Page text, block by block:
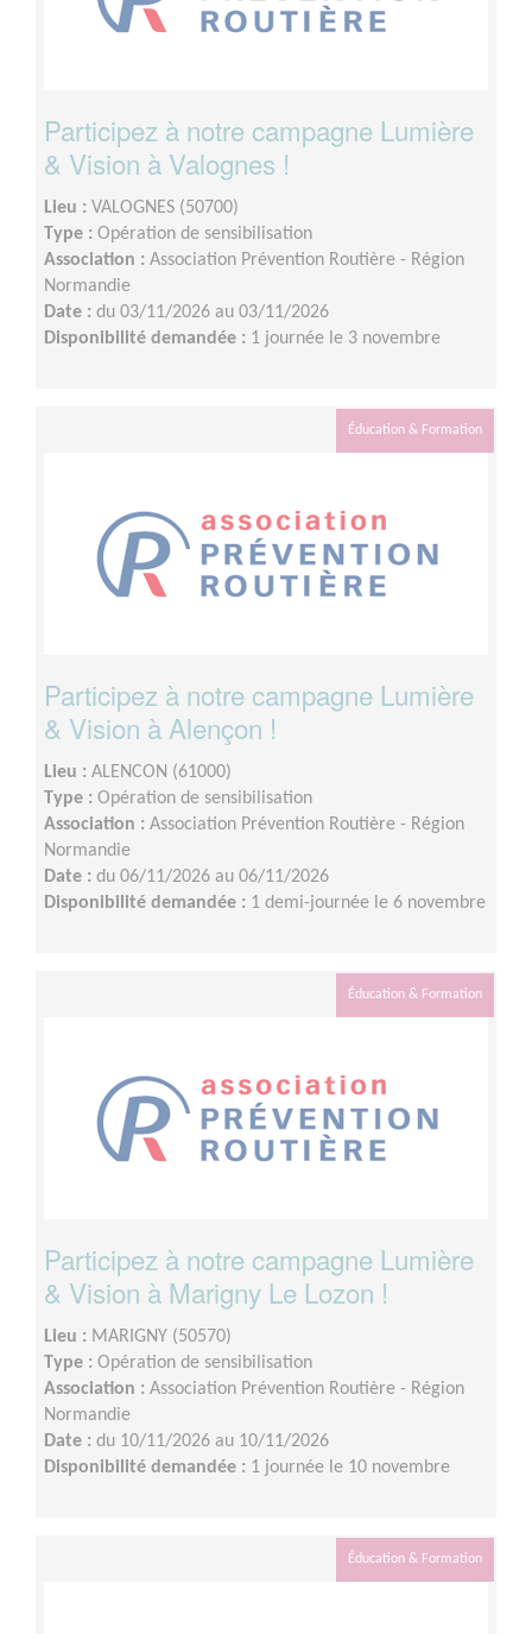
Participez à notre campagne Lumière
& Vision à Valognes !
Lieu : VALOGNES (50700)
Type : Opération de sensibilisation
Association : Association Prévention Routière - Région
Normandie
Date : du 03/11/2026 au 03/11/2026
Disponibilité demandée : 1 journée le 3 novembre
Éducation & Formation
Participez à notre campagne Lumière
& Vision à Alençon !
Lieu : ALENCON (61000)
Type : Opération de sensibilisation
Association : Association Prévention Routière - Région
Normandie
Date : du 06/11/2026 au 06/11/2026
Disponibilité demandée : 1 demi-journée le 6 novembre
Éducation & Formation
Participez à notre campagne Lumière
& Vision à Marigny Le Lozon !
Lieu : MARIGNY (50570)
Type : Opération de sensibilisation
Association : Association Prévention Routière - Région
Normandie
Date : du 10/11/2026 au 10/11/2026
Disponibilité demandée : 1 journée le 10 novembre
Éducation & Formation